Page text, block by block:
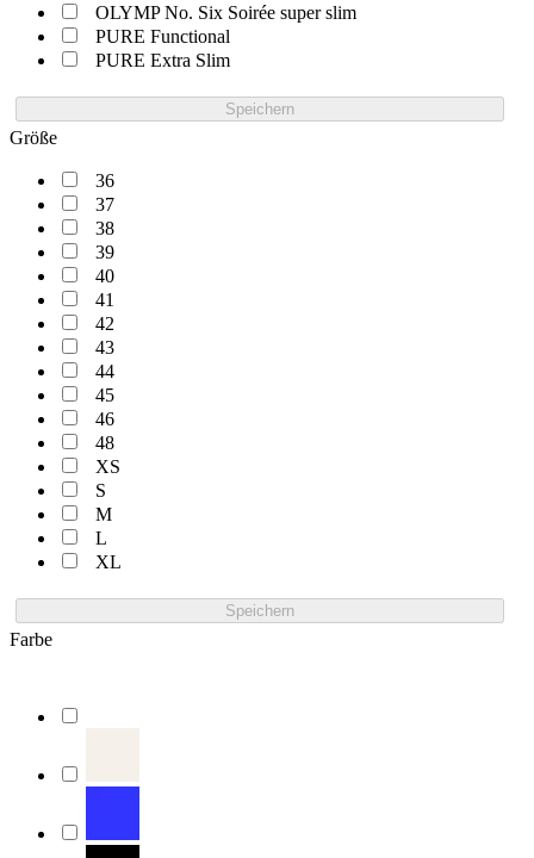
OLYMP No. Six Soirée super slim
PURE Functional
PURE Extra Slim
Speichern
Größe
36
37
38
39
40
41
42
43
44
45
46
48
XS
S
M
L
XL
Speichern
Farbe